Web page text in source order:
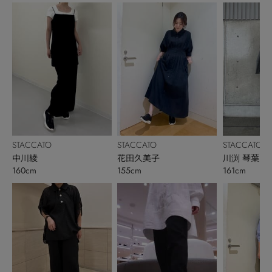
STACCATO
中川綾
160cm
STACCATO
花田久美子
155cm
STACCATO
川渕 琴葉
161cm